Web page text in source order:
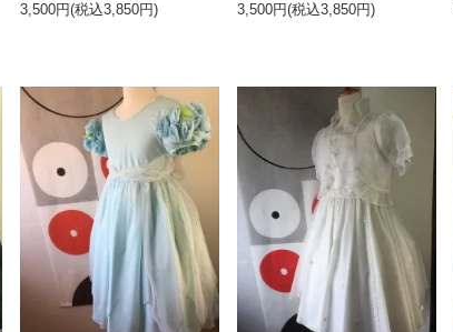
3,500円(税込3,850円)
3,500円(税込3,850円)